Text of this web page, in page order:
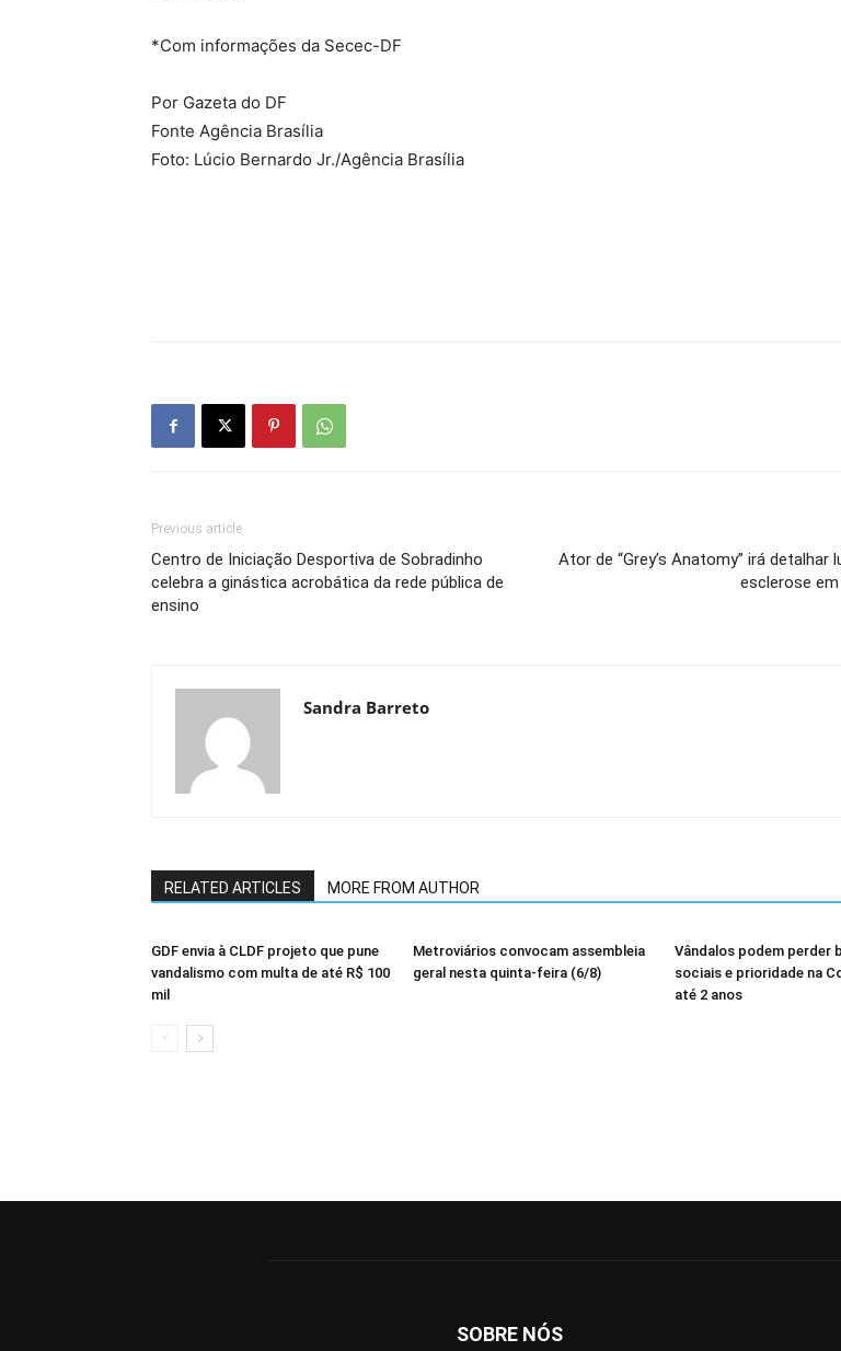
*Com informações da Secec-DF
Por Gazeta do DF
Fonte Agência Brasília
Foto: Lúcio Bernardo Jr./Agência Brasília
Previous article
Centro de Iniciação Desportiva de Sobradinho
celebra a ginástica acrobática da rede pública de
ensino
Ator de “Grey’s Anatomy” irá detalhar
esclerose
Sandra Barreto
RELATED ARTICLES MORE FROM AUTHOR
GDF envia à CLDF projeto que pune
vandalismo com multa de até R$ 100
mil
Metroviários convocam assembleia
geral nesta quinta-feira (6/8)
Vândalos podem perder
sociais e prioridade na
até 2 anos
SOBRE NÓS